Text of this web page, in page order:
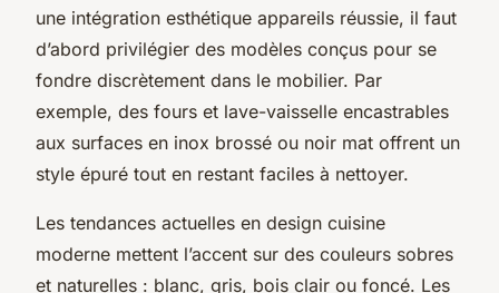
une intégration esthétique appareils réussie, il faut
d’abord privilégier des modèles conçus pour se
fondre discrètement dans le mobilier. Par
exemple, des fours et lave-vaisselle encastrables
aux surfaces en inox brossé ou noir mat offrent un
style épuré tout en restant faciles à nettoyer.
Les tendances actuelles en design cuisine
moderne mettent l’accent sur des couleurs sobres
et naturelles : blanc, gris, bois clair ou foncé. Les